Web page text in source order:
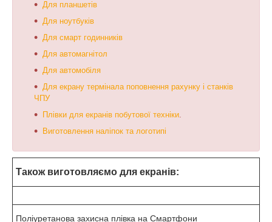
Для планшетів
Для ноутбуків
Для смарт годинників
Для автомагнітол
Для автомобіля
Для екрану термінала поповнення рахунку і станків
ЧПУ
Плівки для екранів побутової техніки
Виготовлення наліпок та логотипі
Також виготовляємо для екранів:
Поліуретанова захисна плівка на Смартфони